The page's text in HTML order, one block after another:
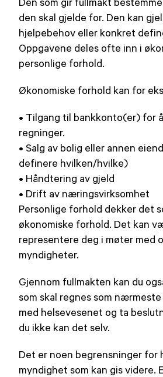
den skal gjelde for. Den kan
hjelpebehov eller konkret
Oppgavene deles ofte inn i
personlige forhold.
Økonomiske forhold kan for
• Tilgang til bankkonto(er) for
regninger.
• Salg av bolig eller annen
definere hvilken/hvilke)
• Håndtering av gjeld
• Drift av næringsvirksomhet
Personlige forhold dekker det
økonomiske forhold. Det kan
representere deg i møter med
myndigheter.
Gjennom fullmakten kan du
som skal regnes som
med helsevesenet og ta
du ikke kan det selv.
Det er noen begrensninger for
myndighet som kan gis videre.